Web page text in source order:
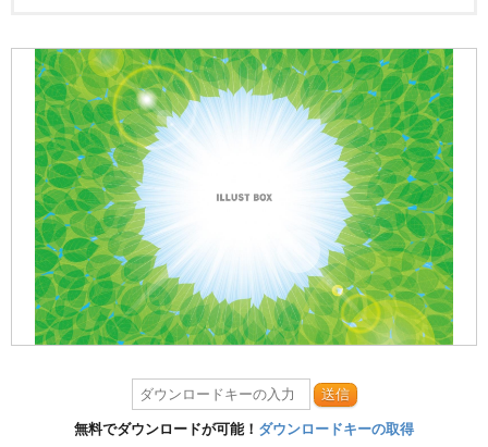
送信
無料でダウンロードが可能！ ダウンロードキーの取得